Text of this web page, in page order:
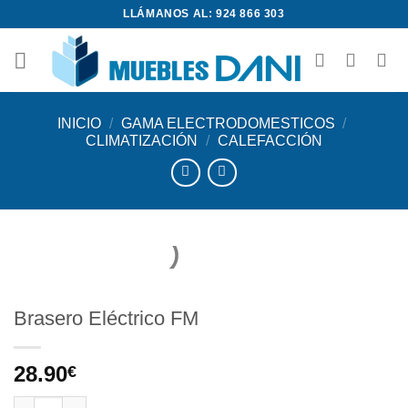
al
contenido
LLÁMANOS AL: 924 866 303
INICIO / GAMA ELECTRODOMESTICOS /
CLIMATIZACIÓN
/ CALEFACCIÓN
Brasero Eléctrico FM
28.90€